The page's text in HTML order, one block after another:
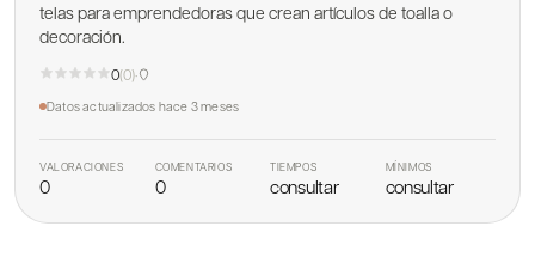
telas para emprendedoras que crean artículos de toalla o
decoración.
0(0)·
Datos actualizados hace 3 meses
VALORACIONES
0
COMENTARIOS
0
TIEMPOS
consultar
MÍNIMOS
consultar